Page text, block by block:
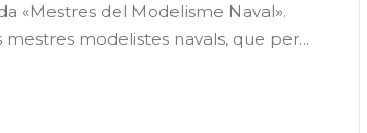
«Mestres del Modelisme Naval».
modelistes navals, que per...